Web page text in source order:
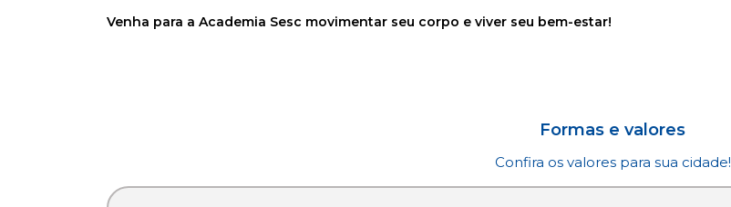
Venha para a Academia Sesc movimentar seu corpo e viver seu bem-estar!
Formas e valores
Confira os valores para sua cidade!